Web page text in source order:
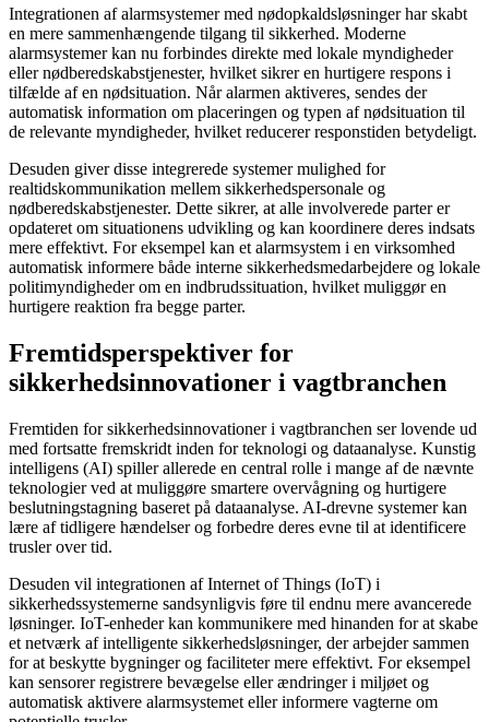
Integrationen af alarmsystemer med nødopkaldsløsninger har skabt
en mere sammenhængende tilgang til sikkerhed. Moderne
alarmsystemer kan nu forbindes direkte med lokale myndigheder
eller nødberedskabstjenester, hvilket sikrer en hurtigere respons i
tilfælde af en nødsituation. Når alarmen aktiveres, sendes der
automatisk information om placeringen og typen af nødsituation til
de relevante myndigheder, hvilket reducerer responstiden betydeligt.
Desuden giver disse integrerede systemer mulighed for
realtidskommunikation mellem sikkerhedspersonale og
nødberedskabstjenester. Dette sikrer, at alle involverede parter er
opdateret om situationens udvikling og kan koordinere deres indsats
mere effektivt. For eksempel kan et alarmsystem i en virksomhed
automatisk informere både interne sikkerhedsmedarbejdere og lokale
politimyndigheder om en indbrudssituation, hvilket muliggør en
hurtigere reaktion fra begge parter.
Fremtidsperspektiver for
sikkerhedsinnovationer i vagtbranchen
Fremtiden for sikkerhedsinnovationer i vagtbranchen ser lovende ud
med fortsatte fremskridt inden for teknologi og dataanalyse. Kunstig
intelligens (AI) spiller allerede en central rolle i mange af de nævnte
teknologier ved at muliggøre smartere overvågning og hurtigere
beslutningstagning baseret på dataanalyse. AI-drevne systemer kan
lære af tidligere hændelser og forbedre deres evne til at identificere
trusler over tid.
Desuden vil integrationen af Internet of Things (IoT) i
sikkerhedssystemerne sandsynligvis føre til endnu mere avancerede
løsninger. IoT-enheder kan kommunikere med hinanden for at skabe
et netværk af intelligente sikkerhedsløsninger, der arbejder sammen
for at beskytte bygninger og faciliteter mere effektivt. For eksempel
kan sensorer registrere bevægelse eller ændringer i miljøet og
automatisk aktivere alarmsystemet eller informere vagterne om